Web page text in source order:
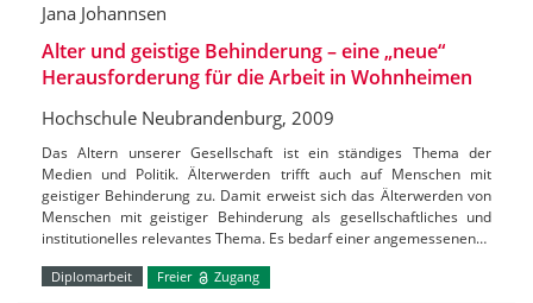
Jana Johannsen
Alter und geistige Behinderung – eine „neue“
Herausforderung für die Arbeit in Wohnheimen
Hochschule Neubrandenburg, 2009
Das Altern unserer Gesellschaft ist ein ständiges Thema der
Medien und Politik. Älterwerden trifft auch auf Menschen mit
geistiger Behinderung zu. Damit erweist sich das Älterwerden von
Menschen mit geistiger Behinderung als gesellschaftliches und
institutionelles relevantes Thema. Es bedarf einer angemessenen…
Diplomarbeit Freier Zugang